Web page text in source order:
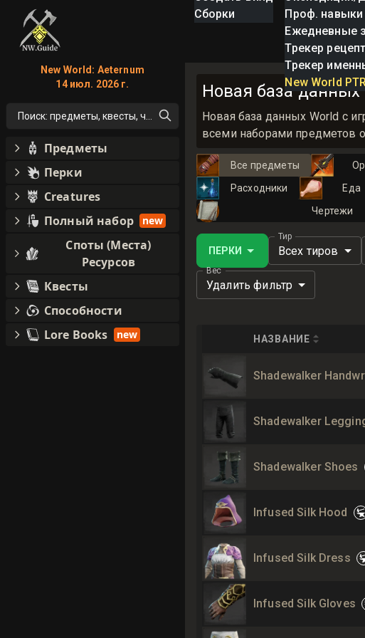
Сборки
Проф. навыки
Ежедневные
Трекер
Трекер
New World
Новая база
Новая база данных World с
всеми наборами предметов
Все предметы
Расходники
Еда
Чертежи
ПЕРКИ
Тир
Всех тиров
Вес
Удалить фильтр
НАЗВАНИЕ
Shadewalker
Shadewalker
Shadewalker Shoes
Infused Silk Hood
Infused Silk Dress
Infused Silk Gloves
New World: Aeternum
14 июл. 2026 г.
Поиск: предметы, квесты, что угодно!
Предметы
Перки
Creatures
Полный набор
new
Споты (Места)
Ресурсов
Квесты
Способности
Lore Books
new